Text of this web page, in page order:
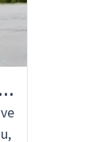
Croisière en bateau au coucher du soleil sur le fleuve Zambèze